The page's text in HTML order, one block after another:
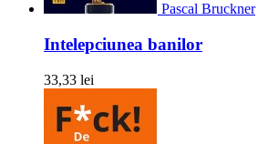
Pascal Bruckner
Intelepciunea banilor
33,33 lei